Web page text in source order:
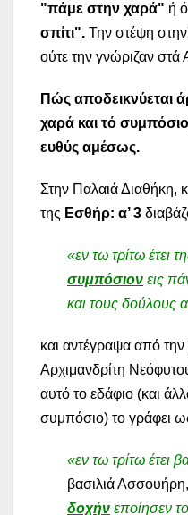
"πάμε στην χαρά" ή
σπίτι". Την στέψη στην
ούτε την γνώριζαν στά
Πώς αποδεικνύεται
χαρά και τό
ευθύς αμέσως.
Στην Παλαιά Διαθήκη,
της Εσθήρ: α’ 3
«εν τω τρίτω έτει
συμπόσιον εις
και τους δούλους
και αντέγραψα από
Αρχιμανδρίτη
αυτό το εδάφιο (και
συμπόσιο) το γράφει
«εν τω τρίτω έτει
βασιλιά
δοχήν εποίησεν